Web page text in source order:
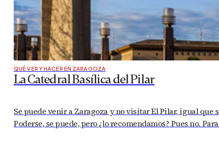
QUÉ VER Y HACER EN ZARAGOZA
La Catedral Basílica del Pilar
Se puede venir a Zaragoza y no visitar El Pilar, igual que
Poderse, se puede, pero ¿lo recomendamos? Pues no.